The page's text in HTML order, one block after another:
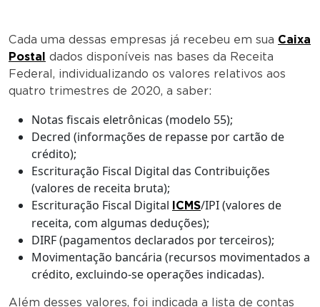
Cada uma dessas empresas já recebeu em sua Caixa
Postal dados disponíveis nas bases da Receita
Federal, individualizando os valores relativos aos
quatro trimestres de 2020, a saber:
Notas fiscais eletrônicas (modelo 55);
Decred (informações de repasse por cartão de
crédito);
Escrituração Fiscal Digital das Contribuições
(valores de receita bruta);
Escrituração Fiscal Digital ICMS/IPI (valores de
receita, com algumas deduções);
DIRF (pagamentos declarados por terceiros);
Movimentação bancária (recursos movimentados a
crédito, excluindo-se operações indicadas).
Além desses valores, foi indicada a lista de contas